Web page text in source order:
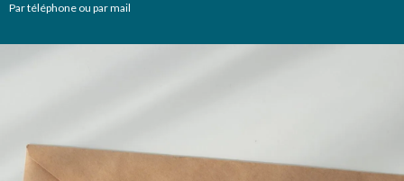
Par téléphone ou par mail